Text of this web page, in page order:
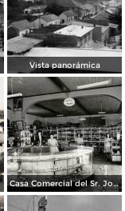
Vista panorámica
Casa Comercial del Sr. José M. Ramón (ca. 1950)